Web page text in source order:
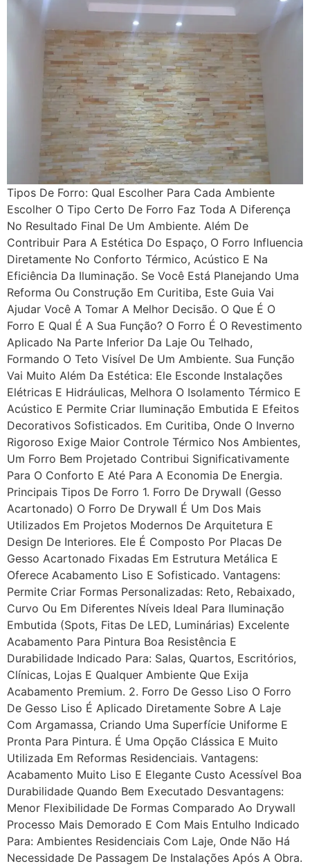
Tipos De Forro: Qual Escolher Para Cada Ambiente
Escolher O Tipo Certo De Forro Faz Toda A Diferença
No Resultado Final De Um Ambiente. Além De
Contribuir Para A Estética Do Espaço, O Forro Influencia
Diretamente No Conforto Térmico, Acústico E Na
Eficiência Da Iluminação. Se Você Está Planejando Uma
Reforma Ou Construção Em Curitiba, Este Guia Vai
Ajudar Você A Tomar A Melhor Decisão. O Que É O
Forro E Qual É A Sua Função? O Forro É O Revestimento
Aplicado Na Parte Inferior Da Laje Ou Telhado,
Formando O Teto Visível De Um Ambiente. Sua Função
Vai Muito Além Da Estética: Ele Esconde Instalações
Elétricas E Hidráulicas, Melhora O Isolamento Térmico E
Acústico E Permite Criar Iluminação Embutida E Efeitos
Decorativos Sofisticados. Em Curitiba, Onde O Inverno
Rigoroso Exige Maior Controle Térmico Nos Ambientes,
Um Forro Bem Projetado Contribui Significativamente
Para O Conforto E Até Para A Economia De Energia.
Principais Tipos De Forro 1. Forro De Drywall (Gesso
Acartonado) O Forro De Drywall É Um Dos Mais
Utilizados Em Projetos Modernos De Arquitetura E
Design De Interiores. Ele É Composto Por Placas De
Gesso Acartonado Fixadas Em Estrutura Metálica E
Oferece Acabamento Liso E Sofisticado. Vantagens:
Permite Criar Formas Personalizadas: Reto, Rebaixado,
Curvo Ou Em Diferentes Níveis Ideal Para Iluminação
Embutida (spots, Fitas De LED, Luminárias) Excelente
Acabamento Para Pintura Boa Resistência E
Durabilidade Indicado Para: Salas, Quartos, Escritórios,
Clínicas, Lojas E Qualquer Ambiente Que Exija
Acabamento Premium. 2. Forro De Gesso Liso O Forro
De Gesso Liso É Aplicado Diretamente Sobre A Laje
Com Argamassa, Criando Uma Superfície Uniforme E
Pronta Para Pintura. É Uma Opção Clássica E Muito
Utilizada Em Reformas Residenciais. Vantagens:
Acabamento Muito Liso E Elegante Custo Acessível Boa
Durabilidade Quando Bem Executado Desvantagens:
Menor Flexibilidade De Formas Comparado Ao Drywall
Processo Mais Demorado E Com Mais Entulho Indicado
Para: Ambientes Residenciais Com Laje, Onde Não Há
Necessidade De Passagem De Instalações Após A Obra.